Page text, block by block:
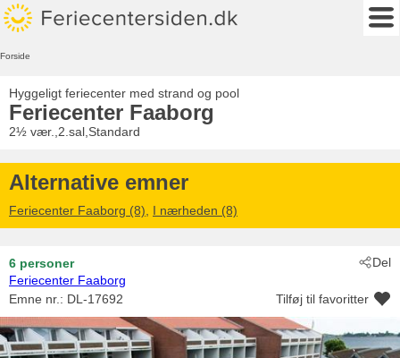
Forside
Hyggeligt feriecenter med strand og pool
Feriecenter Faaborg
2½ vær.,2.sal,Standard
Alternative emner
Feriecenter Faaborg (8) I nærheden (8)
Del
6 personer
Feriecenter Faaborg
Emne nr.: DL-17692 Tilføj til favoritter